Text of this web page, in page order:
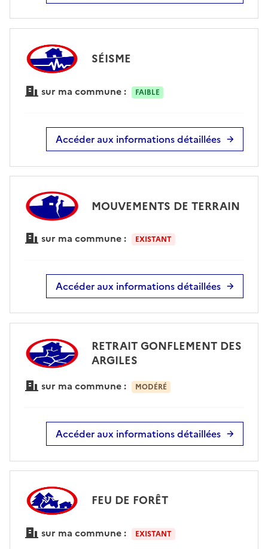
SÉISME
sur ma commune : FAIBLE
Accéder aux informations détaillées
MOUVEMENTS DE TERRAIN
sur ma commune : EXISTANT
Accéder aux informations détaillées
RETRAIT GONFLEMENT DES
ARGILES
sur ma commune : MODÉRÉ
Accéder aux informations détaillées
FEU DE FORÊT
sur ma commune : EXISTANT